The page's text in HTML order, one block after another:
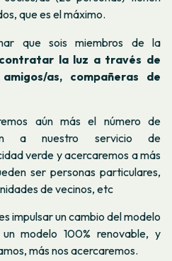
que es el máximo.
que sois miembros de la
la luz a través de
as, compañeras de
aún más el número de
a nuestro servicio de
verde y acercaremos a más
ser personas particulares,
de vecinos, etc
impulsar un cambio del modelo
modelo 100% renovable, y
más nos acercaremos.